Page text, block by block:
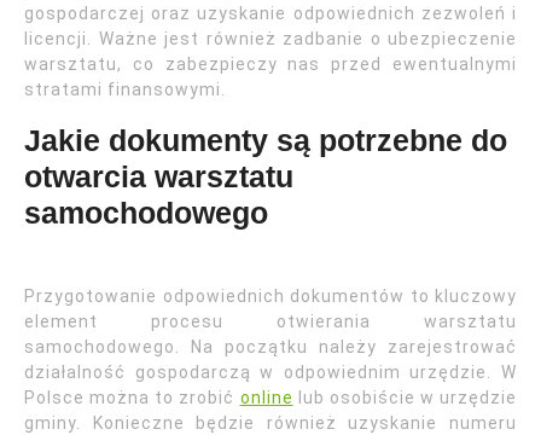
gospodarczej oraz uzyskanie odpowiednich zezwoleń i
licencji. Ważne jest również zadbanie o ubezpieczenie
warsztatu, co zabezpieczy nas przed ewentualnymi
stratami finansowymi.
Jakie dokumenty są potrzebne do
otwarcia warsztatu
samochodowego
Przygotowanie odpowiednich dokumentów to kluczowy
element procesu otwierania warsztatu
samochodowego. Na początku należy zarejestrować
działalność gospodarczą w odpowiednim urzędzie. W
Polsce można to zrobić online lub osobiście w urzędzie
gminy. Konieczne będzie również uzyskanie numeru